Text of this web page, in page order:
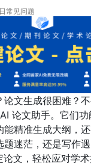
常见问题
论文生成很困难？
论文助手。它们
能精准生成大纲，
题迷茫，还是写作
文，轻松应对学